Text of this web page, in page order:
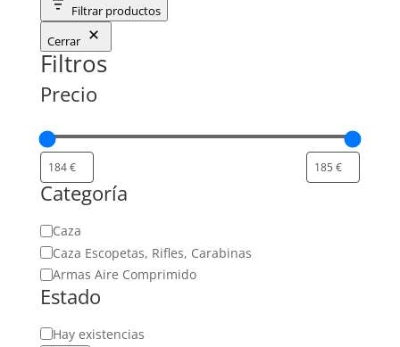
Filtrar productos
Cerrar
Filtros
Precio
Categoría
Categoría
Caza
Caza Escopetas, Rifles, Carabinas
Armas Aire Comprimido
Estado
Estado
Hay existencias